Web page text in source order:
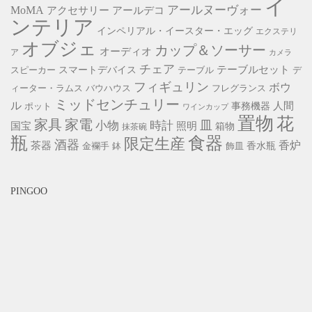
MoMA アクセサリー アールデコ アールヌーヴォー イ
ンテリア インペリアル・イースター・エッグ エクステリ
ア オブジェ オーディオ カップ＆ソーサー カメラ
スピーカー スマートデバイス チェア テーブル テーブルセット
デ
ィーター・ラムス バウハウス フィギュリン フレグランス ボウ
ル ポット ミッドセンチュリー ワインカップ 事務機器 人間
国宝 家具 家電 小物 抹茶碗 時計 照明 箱物 置物 花
瓶 茶器 酒器 金襴手 鉢 限定生産 食器 飾皿 香水瓶 香炉
PINGOO